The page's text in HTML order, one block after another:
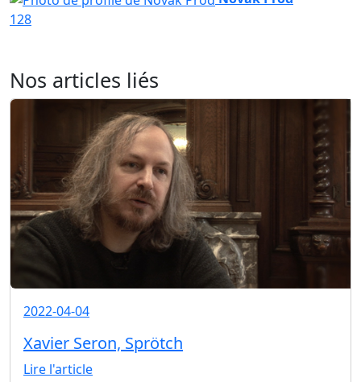
128
Nos articles liés
2022-04-04
Xavier Seron, Sprötch
Lire l'article